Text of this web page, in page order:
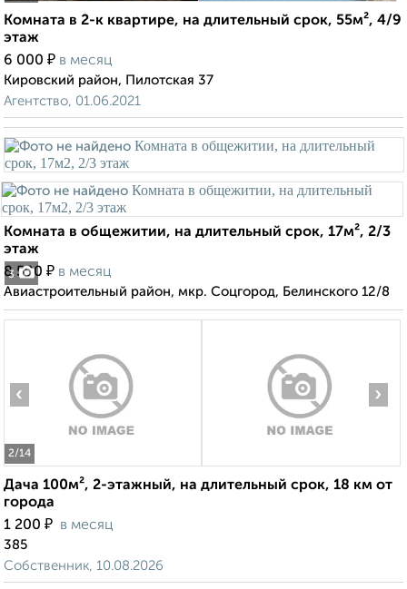
Комната в 2-к квартире, на длительный срок, 55м², 4/9
этаж
6 000 ₽ в месяц
Кировский район, Пилотская 37
Агентство, 01.06.2021
3
Комната в общежитии, на длительный срок, 17м², 2/3
этаж
8 500 ₽ в месяц
Авиастроительный район, мкр. Соцгород, Белинского 12/8
2/14
‹ ›
Дача 100м², 2-этажный, на длительный срок, 18 км от
города
1 200 ₽ в месяц
385
Собственник, 10.08.2026